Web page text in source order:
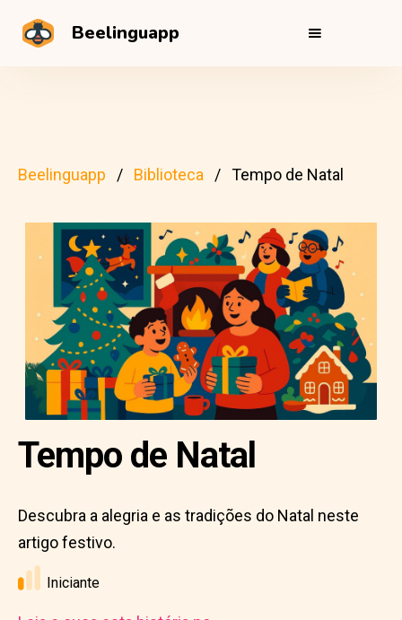
Beelinguapp
Beelinguapp Biblioteca Tempo de Natal
Tempo de Natal
Descubra a alegria e as tradições do Natal neste
artigo festivo.
Iniciante